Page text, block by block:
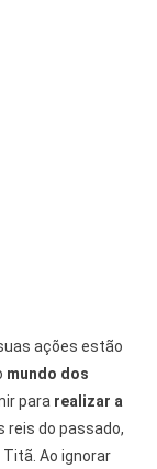
ações estão
mundo dos
para realizar a
reis do passado,
Ao ignorar